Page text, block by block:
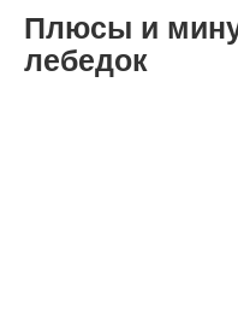
Плюсы и
лебедок